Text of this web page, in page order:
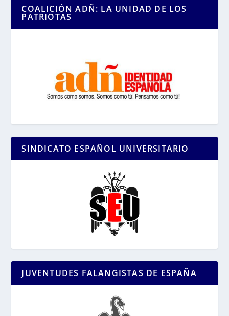
COALICIÓN ADÑ: LA UNIDAD DE LOS
PATRIOTAS
SINDICATO ESPAÑOL UNIVERSITARIO
JUVENTUDES FALANGISTAS DE ESPAÑA